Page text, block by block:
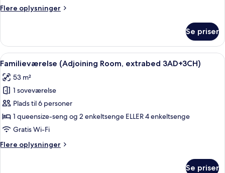
Flere oplysninger
Flere
(Adjoining
Room,
3AD+1CH)
Se priser
Indlæs
alle
billeder
af
Familieværelse
(Adjoining
Room,
3AD+3CH)
Minibar, pengeskab på værelset,
8
Familieværelse (Adjoining Room, extrabed 3AD+3CH)
53 m²
1 soveværelse
Plads til 6 personer
1 queensize-seng og 2 enkeltsenge ELLER 4 enkeltsenge
Gratis Wi-Fi
Flere oplysninger
Flere
Se priser